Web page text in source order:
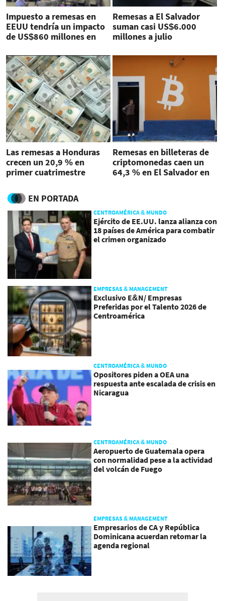
Impuesto a remesas en
EEUU tendría un impacto
de US$860 millones en
Remesas a El Salvador
suman casi US$6.000
millones a julio
Las remesas a Honduras
crecen un 20,9 % en
primer cuatrimestre
Remesas en billeteras de
criptomonedas caen un
64,3 % en El Salvador en
EN PORTADA
CENTROAMÉRICA & MUNDO
Ejército de EE.UU. lanza alianza con
18 países de América para combatir
el crimen organizado
EMPRESAS & MANAGEMENT
Exclusivo E&N/ Empresas
Preferidas por el Talento 2026 de
Centroamérica
CENTROAMÉRICA & MUNDO
Opositores piden a OEA una
respuesta ante escalada de crisis en
Nicaragua
CENTROAMÉRICA & MUNDO
Aeropuerto de Guatemala opera
con normalidad pese a la actividad
del volcán de Fuego
EMPRESAS & MANAGEMENT
Empresarios de CA y República
Dominicana acuerdan retomar la
agenda regional